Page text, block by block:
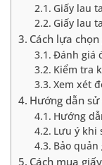
Giấy lau
Giấy lau
Cách lựa
Đánh giá
Kiểm tra
Xem xét
Hướng dẫn
Hướng
Lưu ý khi
Bảo quản
Cách mua